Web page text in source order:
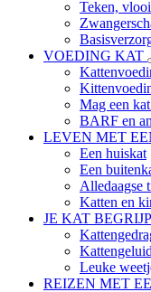
Teken,
VOEDING KAT
Mag een
BARF en
LEVEN MET
Een huiskat
Een
Alledaagse
Katten en
JE KAT
Leuke
REIZEN MET